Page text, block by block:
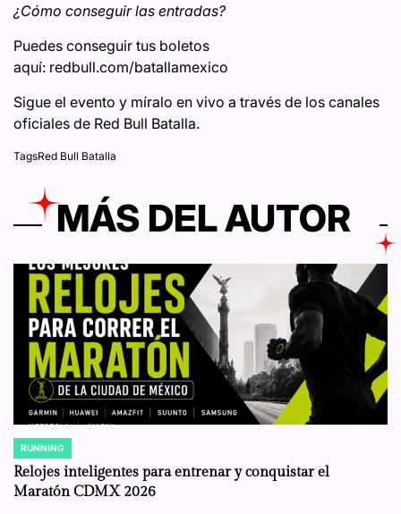
¿Cómo conseguir las entradas?
Puedes conseguir tus boletos
aquí: redbull.com/batallamexico
Sigue el evento y míralo en vivo a través de los canales
oficiales de Red Bull Batalla.
TagsRed Bull Batalla
MÁS DEL AUTOR
POSTED
IN
RUNNING
Relojes inteligentes para entrenar y conquistar el
Maratón CDMX 2026